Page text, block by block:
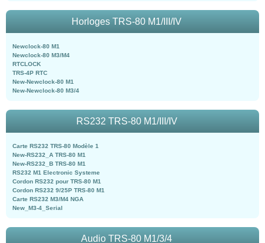
Horloges TRS-80 M1/III/IV
Newclock-80 M1
Newclock-80 M3/M4
RTCLOCK
TRS-4P RTC
New-Newclock-80 M1
New-Newclock-80 M3/4
RS232 TRS-80 M1/III/IV
Carte RS232 TRS-80 Modèle 1
New-RS232_A TRS-80 M1
New-RS232_B TRS-80 M1
RS232 M1 Electronic Systeme
Cordon RS232 pour TRS-80 M1
Cordon RS232 9/25P TRS-80 M1
Carte RS232 M3/M4 NGA
New_M3-4_Serial
Audio TRS-80 M1/3/4